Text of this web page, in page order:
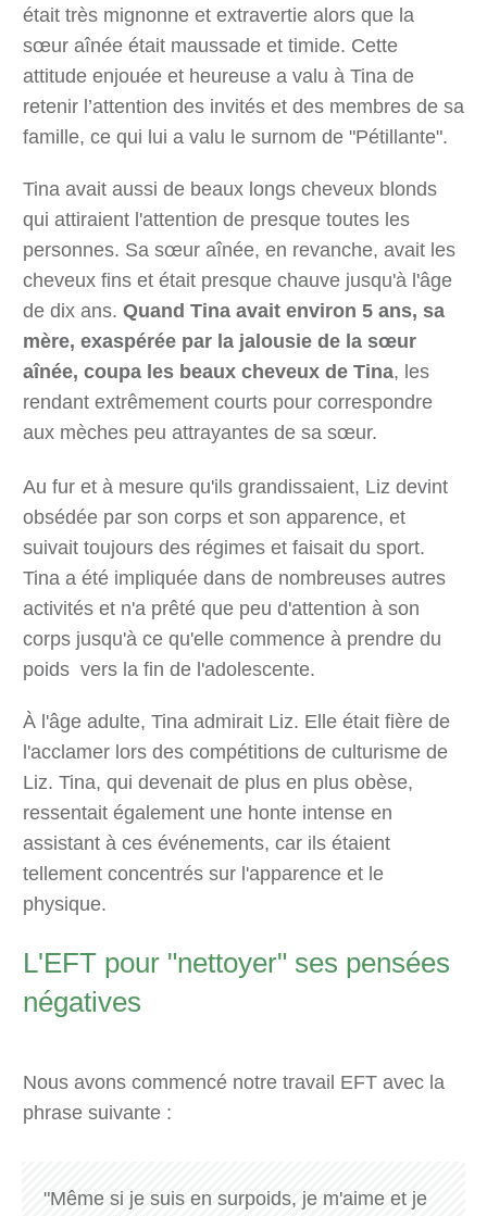
était très mignonne et extravertie alors que la
sœur aînée était maussade et timide. Cette
attitude enjouée et heureuse a valu à Tina de
retenir l’attention des invités et des membres de sa
famille, ce qui lui a valu le surnom de "Pétillante".
Tina avait aussi de beaux longs cheveux blonds
qui attiraient l'attention de presque toutes les
personnes. Sa sœur aînée, en revanche, avait les
cheveux fins et était presque chauve jusqu'à l'âge
de dix ans. Quand Tina avait environ 5 ans, sa
mère, exaspérée par la jalousie de la sœur
aînée, coupa les beaux cheveux de Tina, les
rendant extrêmement courts pour correspondre
aux mèches peu attrayantes de sa sœur.
Au fur et à mesure qu'ils grandissaient, Liz devint
obsédée par son corps et son apparence, et
suivait toujours des régimes et faisait du sport.
Tina a été impliquée dans de nombreuses autres
activités et n'a prêté que peu d'attention à son
corps jusqu'à ce qu'elle commence à prendre du
poids vers la fin de l'adolescente.
À l'âge adulte, Tina admirait Liz. Elle était fière de
l'acclamer lors des compétitions de culturisme de
Liz. Tina, qui devenait de plus en plus obèse,
ressentait également une honte intense en
assistant à ces événements, car ils étaient
tellement concentrés sur l'apparence et le
physique.
L'EFT pour "nettoyer" ses pensées
négatives
Nous avons commencé notre travail EFT avec la
phrase suivante :
"Même si je suis en surpoids, je m'aime et je